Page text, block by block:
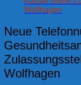
Wolfhagen
Neue
Wolfhagen